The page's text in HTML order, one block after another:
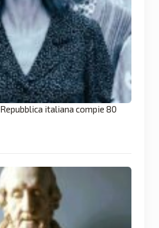
italiana compie 80